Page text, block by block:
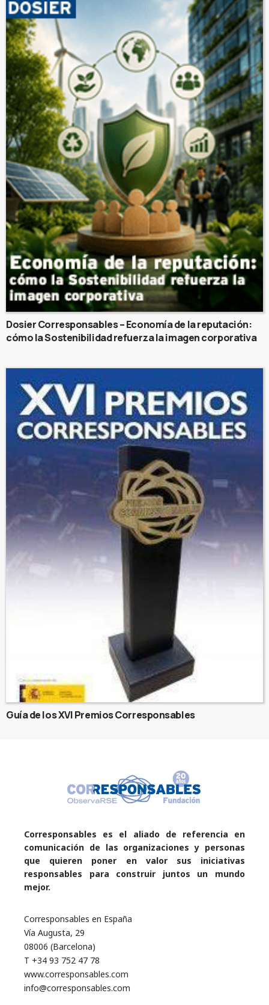
Dosier Corresponsables – Economía de la reputación:
cómo la Sostenibilidad refuerza la imagen corporativa
Guía de los XVI Premios Corresponsables
Corresponsables es el aliado de referencia en
comunicación de las organizaciones y personas
que quieren poner en valor sus iniciativas
responsables para construir juntos un mundo
mejor.
Corresponsables en España
Vía Augusta, 29
08006 (Barcelona)
T +34 93 752 47 78
www.corresponsables.com
info@corresponsables.com